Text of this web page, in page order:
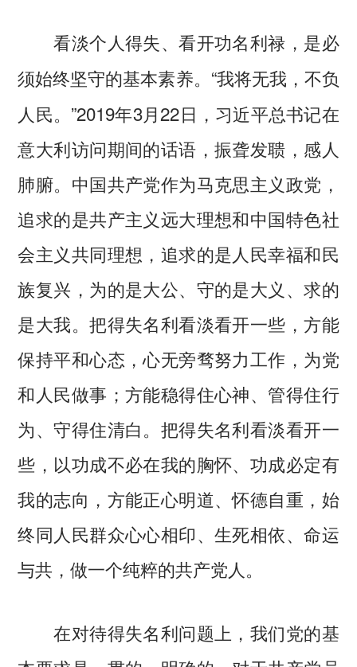
看淡个人得失、看开功名利禄，是必
须始终坚守的基本素养。 “我将无我，不负
人民。”2019年3月22日，习近平总书记在
意大利访问期间的话语，振聋发聩，感人
肺腑。中国共产党作为马克思主义政党，
追求的是共产主义远大理想和中国特色社
会主义共同理想，追求的是人民幸福和民
族复兴，为的是大公、守的是大义、求的
是大我。把得失名利看淡看开一些，方能
保持平和心态，心无旁骛努力工作，为党
和人民做事；方能稳得住心神、管得住行
为、守得住清白。把得失名利看淡看开一
些，以功成不必在我的胸怀、功成必定有
我的志向，方能正心明道、怀德自重，始
终同人民群众心心相印、生死相依、命运
与共，做一个纯粹的共产党人。
在对待得失名利问题上，我们党的基